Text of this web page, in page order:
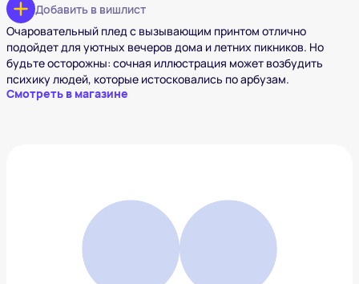
Добавить в вишлист
Очаровательный плед с вызывающим принтом отлично
подойдет для уютных вечеров дома и летних пикников. Но
будьте осторожны: сочная иллюстрация может возбудить
психику людей, которые истосковались по арбузам.
Смотреть в магазине